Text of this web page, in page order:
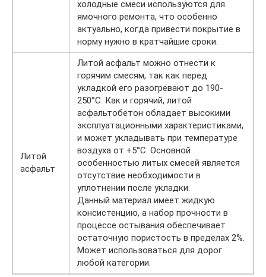
холодные смеси используются для
ямочного ремонта, что особенно
актуально, когда привести покрытие в
норму нужно в кратчайшие сроки.
Литой
асфальт
Литой асфальт можно отнести к
горячим смесям, так как перед
укладкой его разогревают до 190-
250°C. Как и горячий, литой
асфальтобетон обладает высокими
эксплуатационными характеристиками,
и может укладывать при температуре
воздуха от +5°C. Основной
особенностью литых смесей является
отсутствие необходимости в
уплотнении после укладки.
Данный материал имеет жидкую
консистенцию, а набор прочности в
процессе остывания обеспечивает
остаточную пористость в пределах 2%.
Может использоваться для дорог
любой категории.